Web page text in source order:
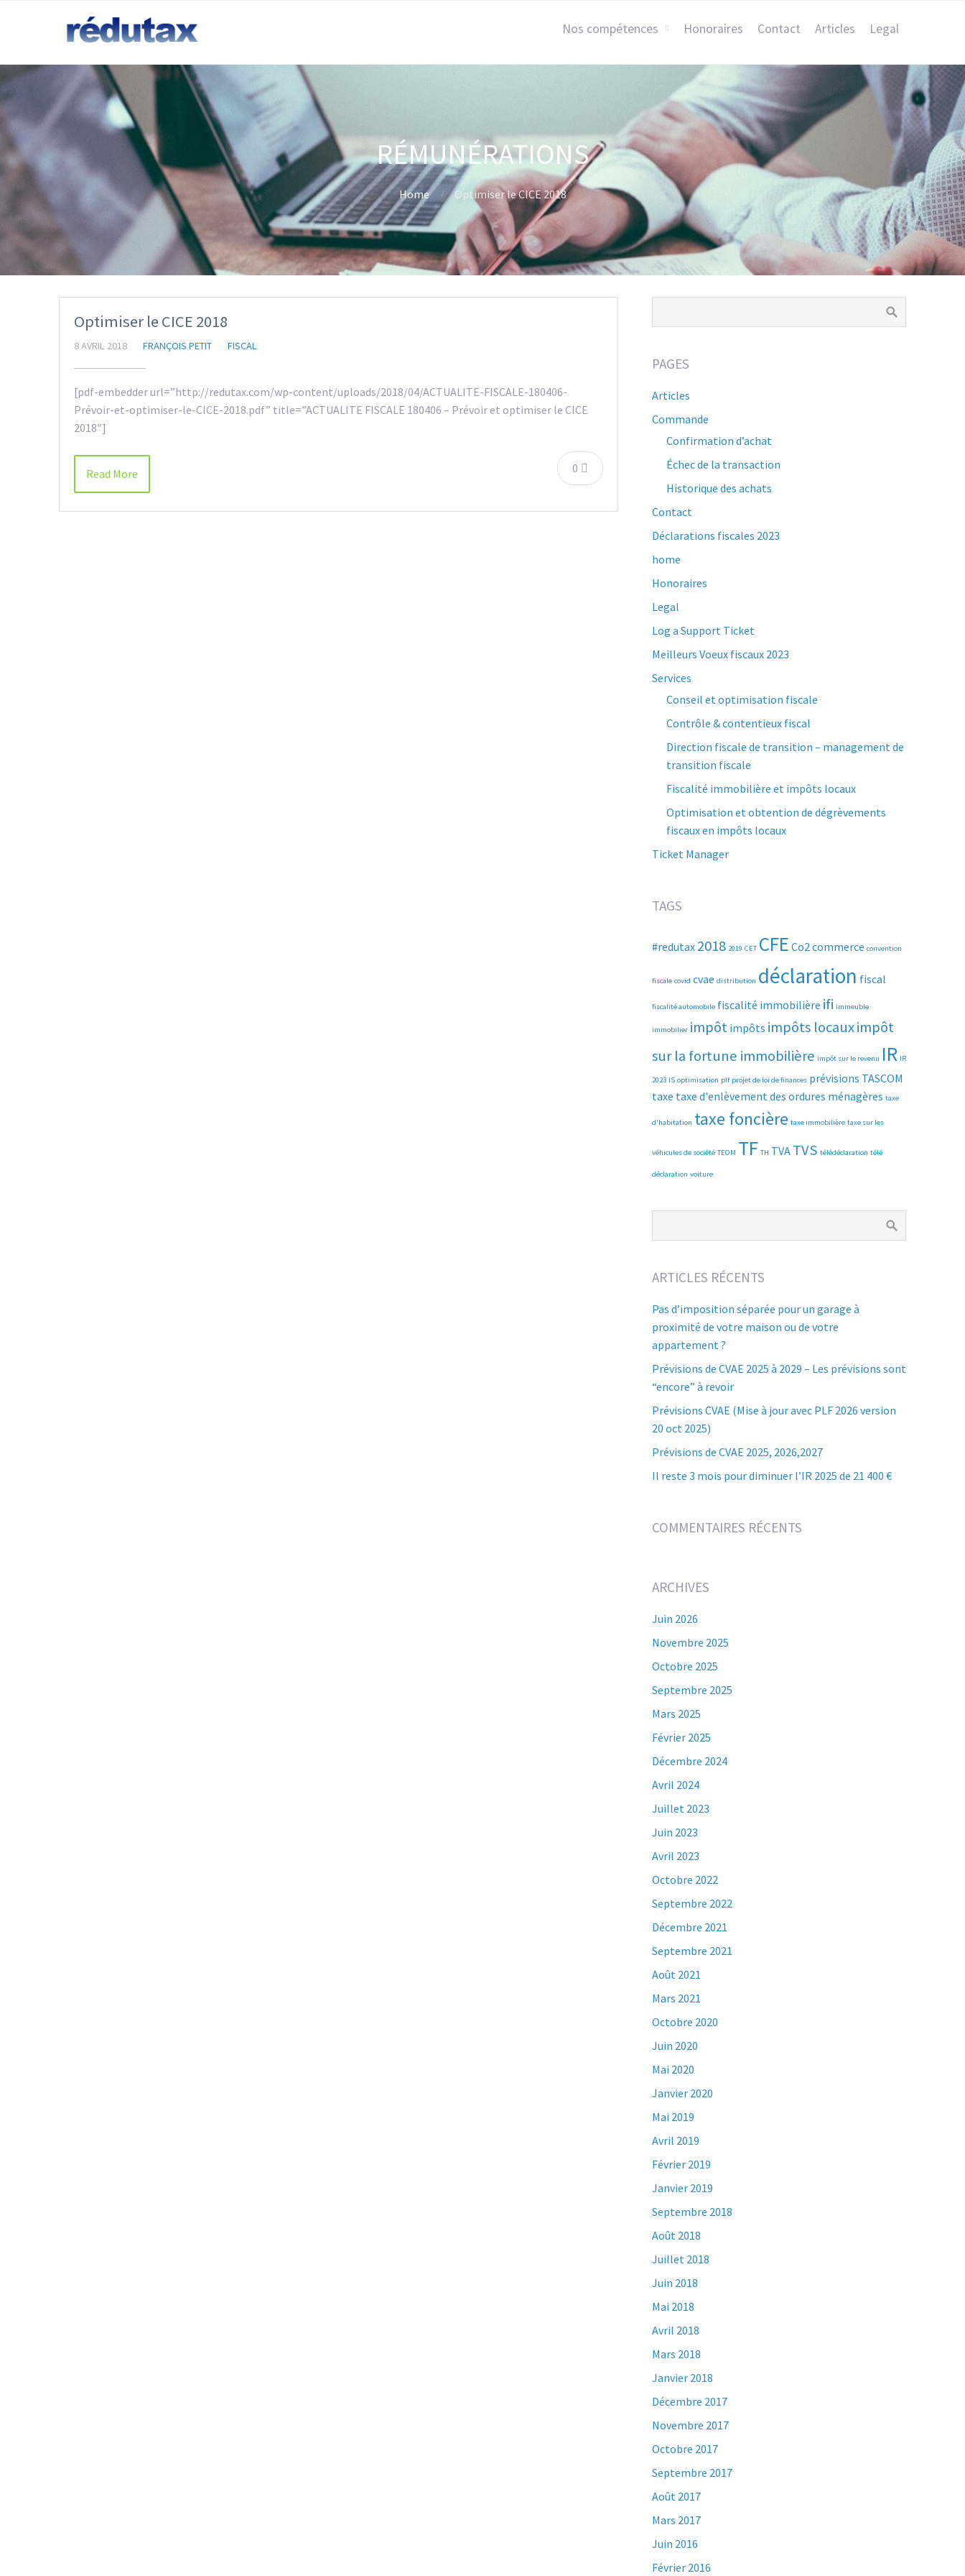
Nos compétences Honoraires Contact Articles Legal
RÉMUNÉRATIONS
Home Optimiser le CICE 2018
Optimiser le CICE 2018
8 AVRIL 2018 FRANÇOIS PETIT FISCAL
[pdf-embedder url=”http://redutax.com/wp-content/uploads/2018/04/ACTUALITE-FISCALE-180406-
Prévoir-et-optimiser-le-CICE-2018.pdf” title=”ACTUALITE FISCALE 180406 – Prévoir et optimiser le CICE
2018″]
0
Read More
PAGES
Articles
Commande
Confirmation d’achat
Échec de la transaction
Historique des achats
Contact
Déclarations fiscales 2023
home
Honoraires
Legal
Log a Support Ticket
Meilleurs Voeux fiscaux 2023
Services
Conseil et optimisation fiscale
Contrôle & contentieux fiscal
Direction fiscale de transition – management de
transition fiscale
Fiscalité immobilière et impôts locaux
Optimisation et obtention de dégrèvements
fiscaux en impôts locaux
Ticket Manager
TAGS
#redutax 2018 2019 CET CFE Co2commerce convention
fiscale covid cvae distribution déclaration fiscal
fiscalité automobile fiscalité immobilière ifi immeuble
immobilier impôt impôts impôts locauximpôt
sur la fortune immobilière impôt sur le revenu IR IR
2023 IS optimisation plf projet de loi de finances prévisions TASCOM
taxe taxe d'enlèvement des ordures ménagères taxe
d'habitation taxe foncière taxe immobilière taxe sur les
véhicules de société TEOM TF TH TVA TVS télédéclaration télé
déclaration voiture
ARTICLES RÉCENTS
Pas d’imposition séparée pour un garage à
proximité de votre maison ou de votre
appartement ?
Prévisions de CVAE 2025 à 2029 – Les prévisions sont
“encore” à revoir
Prévisions CVAE (Mise à jour avec PLF 2026 version
20 oct 2025)
Prévisions de CVAE 2025, 2026,2027
Il reste 3 mois pour diminuer l’IR 2025 de 21 400 €
COMMENTAIRES RÉCENTS
ARCHIVES
Juin 2026
Novembre 2025
Octobre 2025
Septembre 2025
Mars 2025
Février 2025
Décembre 2024
Avril 2024
Juillet 2023
Juin 2023
Avril 2023
Octobre 2022
Septembre 2022
Décembre 2021
Septembre 2021
Août 2021
Mars 2021
Octobre 2020
Juin 2020
Mai 2020
Janvier 2020
Mai 2019
Avril 2019
Février 2019
Janvier 2019
Septembre 2018
Août 2018
Juillet 2018
Juin 2018
Mai 2018
Avril 2018
Mars 2018
Janvier 2018
Décembre 2017
Novembre 2017
Octobre 2017
Septembre 2017
Août 2017
Mars 2017
Juin 2016
Février 2016